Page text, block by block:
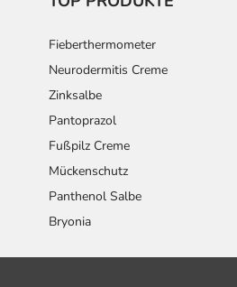
Fieberthermometer
Neurodermitis Creme
Zinksalbe
Pantoprazol
Fußpilz Creme
Mückenschutz
Panthenol Salbe
Bryonia